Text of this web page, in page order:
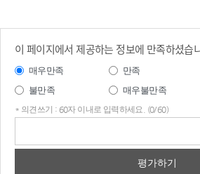
이 페이지에서 제공하는 정보에 만족하셨습
매우만족 만족
불만족
매우불만족
* 의견쓰기 : 60자 이내로 입력하세요. (0/60)